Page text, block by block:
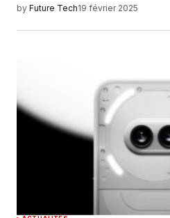
by Future Tech19 février 2025